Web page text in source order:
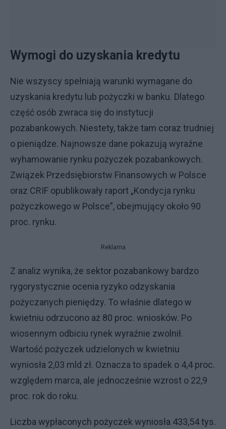
Wymogi do uzyskania kredytu
Nie wszyscy spełniają warunki wymagane do
uzyskania kredytu lub pożyczki w banku. Dlatego
część osób zwraca się do instytucji
pozabankowych. Niestety, także tam coraz trudniej
o pieniądze. Najnowsze dane pokazują wyraźne
wyhamowanie rynku pożyczek pozabankowych.
Związek Przedsiębiorstw Finansowych w Polsce
oraz CRIF opublikowały raport „Kondycja rynku
pożyczkowego w Polsce”, obejmujący około 90
proc. rynku.
Reklama
Z analiz wynika, że sektor pozabankowy bardzo
rygorystycznie ocenia ryzyko odzyskania
pożyczanych pieniędzy. To właśnie dlatego w
kwietniu odrzucono aż 80 proc. wniosków. Po
wiosennym odbiciu rynek wyraźnie zwolnił.
Wartość pożyczek udzielonych w kwietniu
wyniosła 2,03 mld zł. Oznacza to spadek o 4,4 proc.
względem marca, ale jednocześnie wzrost o 22,9
proc. rok do roku.
Liczba wypłaconych pożyczek wyniosła 433,54 tys.